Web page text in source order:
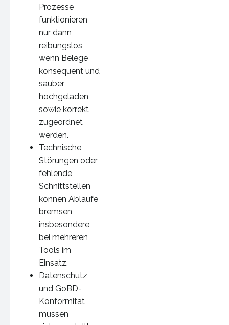
Prozesse
funktionieren
nur dann
reibungslos,
wenn Belege
konsequent und
sauber
hochgeladen
sowie korrekt
zugeordnet
werden.
Technische
Störungen oder
fehlende
Schnittstellen
können Abläufe
bremsen,
insbesondere
bei mehreren
Tools im
Einsatz.
Datenschutz
und GoBD-
Konformität
müssen